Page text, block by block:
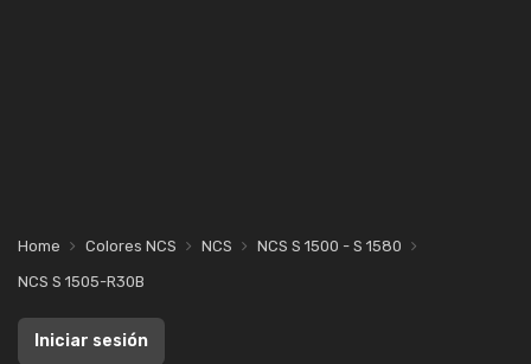
Home Colores NCS NCS
NCS S 1500 - S 1580
NCS S 1505-R30B
Iniciar sesión